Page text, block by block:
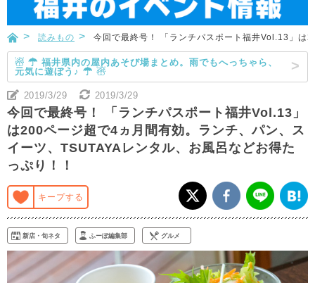
読みもの 今回で最終号！ 「ランチパスポート福井Vol.13」は
☃ ☂ 福井県内の屋内あそび場まとめ。雨でもへっちゃら、
元気に遊ぼう♪ ☂ ☃
2019/3/29 2019/3/29
今回で最終号！ 「ランチパスポート福井Vol.13」
は200ページ超で4ヵ月間有効。ランチ、パン、ス
イーツ、TSUTAYAレンタル、お風呂などお得た
っぷり！！
キープする
新店・旬ネタ ふーぽ編集部 グルメ